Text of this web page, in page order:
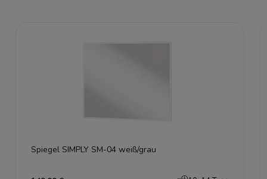
Spiegel SIMPLY SM-04 weiß/grau